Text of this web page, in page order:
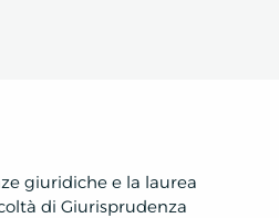
giuridiche e la laurea
di Giurisprudenza